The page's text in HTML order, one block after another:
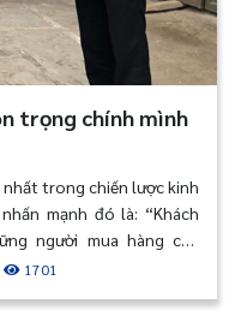
trọng chính mình
trong chiến lược kinh
mạnh đó là: “Khách
người mua hàng của
còn là những người
1701